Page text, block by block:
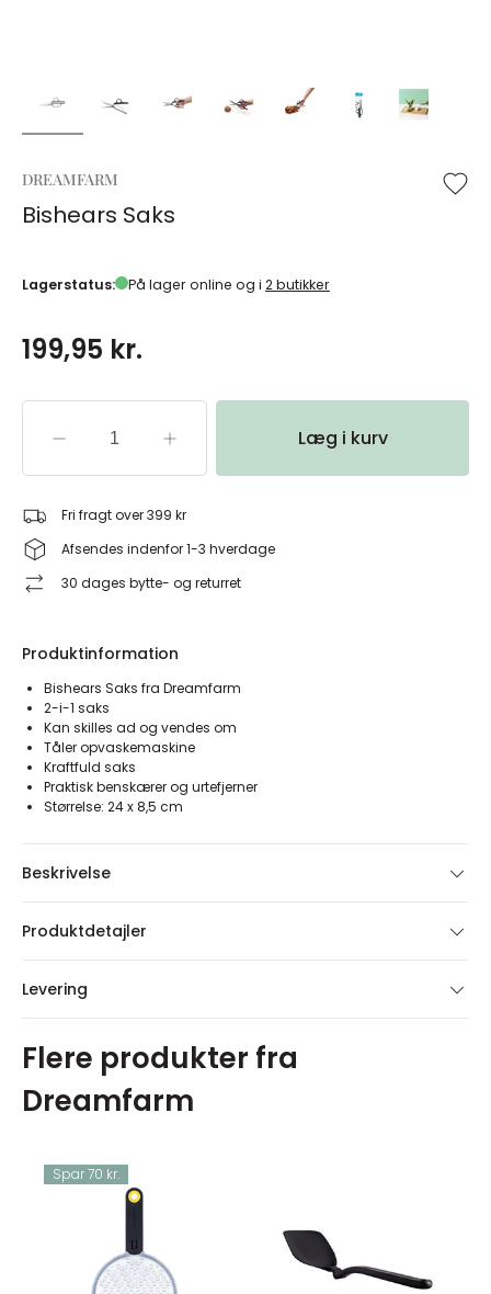
DREAMFARM
Bishears Saks
Lagerstatus: På lager online og i 2 butikker
199,95 kr.
Læg i kurv
Fri fragt over 399 kr
Afsendes indenfor 1-3 hverdage
30 dages bytte- og returret
Produktinformation
Bishears Saks fra Dreamfarm
2-i-1 saks
Kan skilles ad og vendes om
Tåler opvaskemaskine
Kraftfuld saks
Praktisk benskærer og urtefjerner
Størrelse: 24 x 8,5 cm
Beskrivelse
Produktdetajler
Levering
Flere produkter fra
Dreamfarm
Spar 70 kr.